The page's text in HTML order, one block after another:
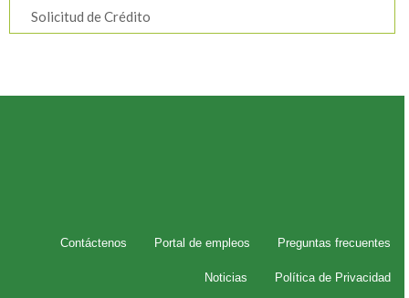
Solicitud de Crédito
Contáctenos Portal de empleos Preguntas frecuentes
Noticias Política de Privacidad